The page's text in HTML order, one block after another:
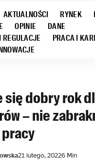
AKTUALNOŚCI RYNEK
OPINIE
DANE
REGULACJE
PRACA I
się dobry rok
– nie
21 lutego, 20226 Min